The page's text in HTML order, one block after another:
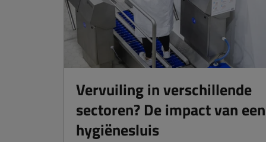
Vervuiling in verschillende
sectoren? De impact van een
hygiënesluis